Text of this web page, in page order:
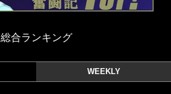
総合ランキング
WEEKLY